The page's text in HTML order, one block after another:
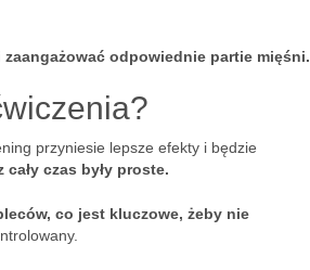
odpowiednie partie mięśni.
przyniesie lepsze efekty i będzie
czas były proste.
co jest kluczowe, żeby nie